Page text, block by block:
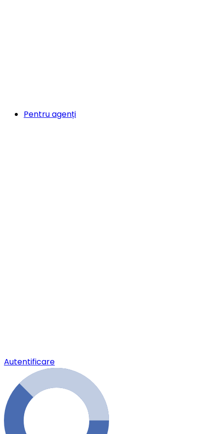
Pentru agenți
Autentificare